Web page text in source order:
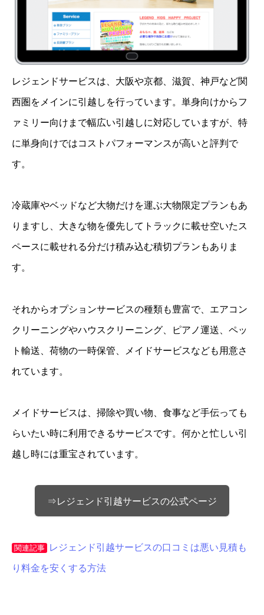
レジェンドサービスは、大阪や京都、滋賀、神戸など関
西圏をメインに引越しを行っています。単身向けからフ
ァミリー向けまで幅広い引越しに対応していますが、特
に単身向けではコストパフォーマンスが高いと評判で
す。
冷蔵庫やベッドなど大物だけを運ぶ大物限定プランもあ
りますし、大きな物を優先してトラックに載せ空いたス
ペースに載せれる分だけ積み込む積切プランもありま
す。
それからオプションサービスの種類も豊富で、エアコン
クリーニングやハウスクリーニング、ピアノ運送、ペッ
ト輸送、荷物の一時保管、メイドサービスなども用意さ
れています。
メイドサービスは、掃除や買い物、食事など手伝っても
らいたい時に利用できるサービスです。何かと忙しい引
越し時には重宝されています。
⇒レジェンド引越サービスの公式ページ
関連記事 レジェンド引越サービスの口コミは悪い見積も
り料金を安くする方法